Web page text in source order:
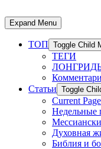
Expand Menu
ТОП Toggle Child
ТЕГИ
Статьи Toggle
Current
Недельные
Духовная
Библия и